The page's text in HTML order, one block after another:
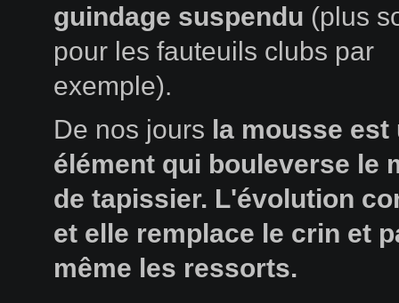
guindage suspendu (plus
pour les fauteuils clubs par
exemple).
De nos jours la mousse est
élément qui bouleverse le
de tapissier. L'évolution
et elle remplace le crin et
même les ressorts.